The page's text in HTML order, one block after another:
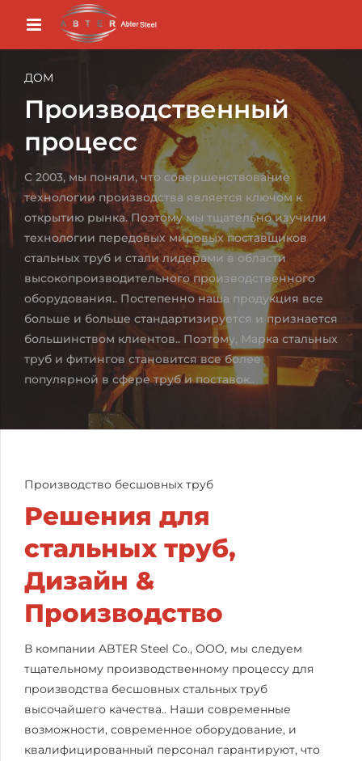
ДОМ
Производственный
процесс
С 2003, мы поняли, что совершенствование
технологии производства является ключом к
открытию рынка. Поэтому мы тщательно изучили
технологии передовых мировых поставщиков
стальных труб и стали лидерами в области
высокопроизводительного производственного
оборудования.. Постепенно наша продукция все
больше и больше стандартизируется и признается
большинством клиентов.. Поэтому, Марка стальных
труб и фитингов становится все более
популярной в сфере труб и поставок..
Производство бесшовных труб
Решения для
стальных труб,
Дизайн &
Производство
В компании ABTER Steel Co., ООО, мы следуем
тщательному производственному процессу для
производства бесшовных стальных труб
высочайшего качества.. Наши современные
возможности, современное оборудование, и
квалифицированный персонал гарантируют, что